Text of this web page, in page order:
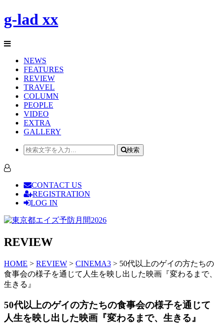
g-lad xx
NEWS
FEATURES
REVIEW
TRAVEL
COLUMN
PEOPLE
VIDEO
EXTRA
GALLERY
検索
CONTACT US
REGISTRATION
LOG IN
REVIEW
HOME > REVIEW > CINEMA3 > 50代以上のゲイの方たちの
食事会の様子を通じて人生を映し出した映画『変わるまで、
生きる』
50代以上のゲイの方たちの食事会の様子を通じて
人生を映し出した映画『変わるまで、生きる』